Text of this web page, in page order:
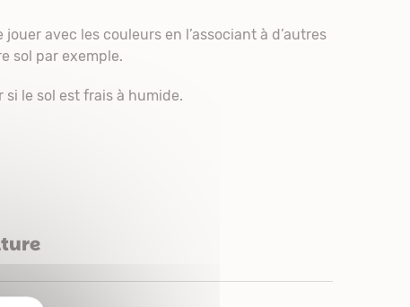
avec les couleurs en l’associant à d’autres
sol par exemple.
le sol est frais à humide.